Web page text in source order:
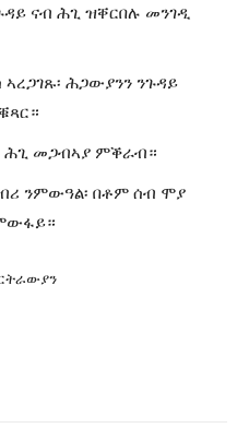
ናብ ሕጊ ዝቐርበሉ መንገዲ
ሕጋውያንን ንጉዳይ
ሕጊ መጋብኣያ ምቕራብ።
ንምውዓል፡ በቶም ሰብ ሞያ